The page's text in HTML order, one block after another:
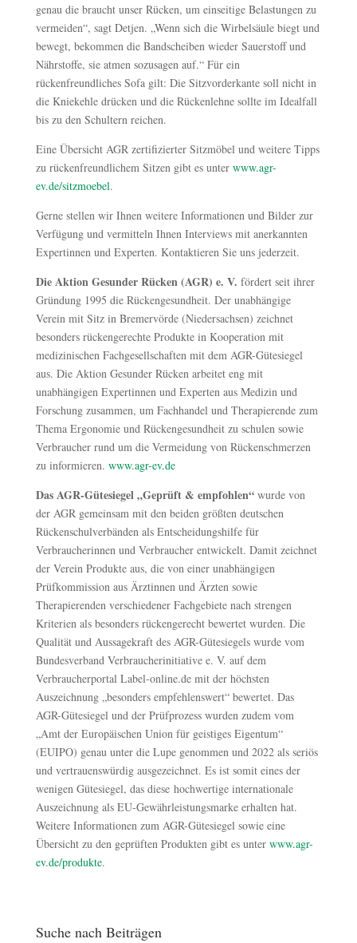
genau die braucht unser Rücken, um einseitige Belastungen zu
vermeiden“, sagt Detjen. „Wenn sich die Wirbelsäule biegt und
bewegt, bekommen die Bandscheiben wieder Sauerstoff und
Nährstoffe, sie atmen sozusagen auf.“ Für ein
rückenfreundliches Sofa gilt: Die Sitzvorderkante soll nicht in
die Kniekehle drücken und die Rückenlehne sollte im Idealfall
bis zu den Schultern reichen.
Eine Übersicht AGR zertifizierter Sitzmöbel und weitere Tipps
zu rückenfreundlichem Sitzen gibt es unter www.agr-
ev.de/sitzmoebel.
Gerne stellen wir Ihnen weitere Informationen und Bilder zur
Verfügung und vermitteln Ihnen Interviews mit anerkannten
Expertinnen und Experten. Kontaktieren Sie uns jederzeit.
Die Aktion Gesunder Rücken (AGR) e. V. fördert seit ihrer
Gründung 1995 die Rückengesundheit. Der unabhängige
Verein mit Sitz in Bremervörde (Niedersachsen) zeichnet
besonders rückengerechte Produkte in Kooperation mit
medizinischen Fachgesellschaften mit dem AGR-Gütesiegel
aus. Die Aktion Gesunder Rücken arbeitet eng mit
unabhängigen Expertinnen und Experten aus Medizin und
Forschung zusammen, um Fachhandel und Therapierende zum
Thema Ergonomie und Rückengesundheit zu schulen sowie
Verbraucher rund um die Vermeidung von Rückenschmerzen
zu informieren. www.agr-ev.de
Das AGR-Gütesiegel „Geprüft & empfohlen“wurde von
der AGR gemeinsam mit den beiden größten deutschen
Rückenschulverbänden als Entscheidungshilfe für
Verbraucherinnen und Verbraucher entwickelt. Damit zeichnet
der Verein Produkte aus, die von einer unabhängigen
Prüfkommission aus Ärztinnen und Ärzten sowie
Therapierenden verschiedener Fachgebiete nach strengen
Kriterien als besonders rückengerecht bewertet wurden. Die
Qualität und Aussagekraft des AGR-Gütesiegels wurde vom
Bundesverband Verbraucherinitiative e. V. auf dem
Verbraucherportal Label-online.de mit der höchsten
Auszeichnung „besonders empfehlenswert“ bewertet. Das
AGR-Gütesiegel und der Prüfprozess wurden zudem vom
„Amt der Europäischen Union für geistiges Eigentum“
(EUIPO) genau unter die Lupe genommen und 2022 als seriös
und vertrauenswürdig ausgezeichnet. Es ist somit eines der
wenigen Gütesiegel, das diese hochwertige internationale
Auszeichnung als EU-Gewährleistungsmarke erhalten hat.
Weitere Informationen zum AGR-Gütesiegel sowie eine
Übersicht zu den geprüften Produkten gibt es unter www.agr-
ev.de/produkte.
Suche nach Beiträgen